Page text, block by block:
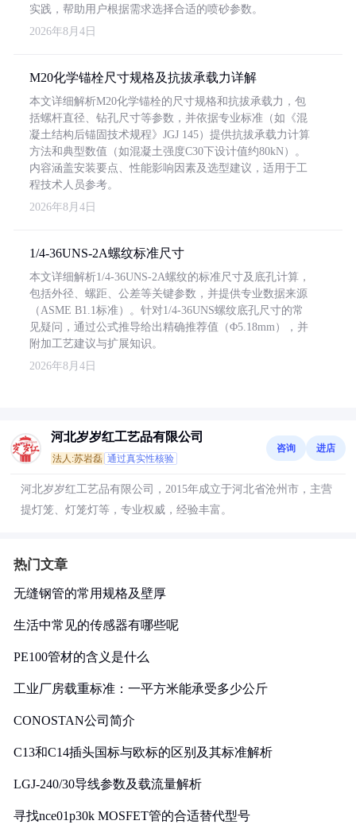
实践，帮助用户根据需求选择合适的喷砂参数。
2026年8月4日
M20化学锚栓尺寸规格及抗拔承载力详解
本文详细解析M20化学锚栓的尺寸规格和抗拔承载力，包
括螺杆直径、钻孔尺寸等参数，并依据专业标准（如《混
凝土结构后锚固技术规程》JGJ 145）提供抗拔承载力计算
方法和典型数值（如混凝土强度C30下设计值约80kN）。
内容涵盖安装要点、性能影响因素及选型建议，适用于工
程技术人员参考。
2026年8月4日
1/4-36UNS-2A螺纹标准尺寸
本文详细解析1/4-36UNS-2A螺纹的标准尺寸及底孔计算，
包括外径、螺距、公差等关键参数，并提供专业数据来源
（ASME B1.1标准）。针对1/4-36UNS螺纹底孔尺寸的常
见疑问，通过公式推导给出精确推荐值（Φ5.18mm），并
附加工艺建议与扩展知识。
2026年8月4日
河北岁岁红工艺品有限公司
法人:苏岩磊 通过真实性核验
咨询 进店
河北岁岁红工艺品有限公司，2015年成立于河北省沧州市，主营
提灯笼、灯笼灯等，专业权威，经验丰富。
热门文章
无缝钢管的常用规格及壁厚
生活中常见的传感器有哪些呢
PE100管材的含义是什么
工业厂房载重标准：一平方米能承受多少公斤
CONOSTAN公司简介
C13和C14插头国标与欧标的区别及其标准解析
LGJ-240/30导线参数及载流量解析
寻找nce01p30k MOSFET管的合适替代型号